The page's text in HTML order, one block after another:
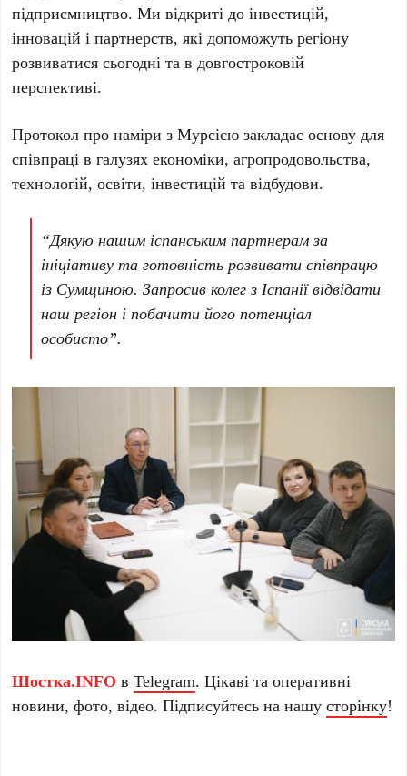
підприємництво. Ми відкриті до інвестицій,
інновацій і партнерств, які допоможуть регіону
розвиватися сьогодні та в довгостроковій
перспективі.
Протокол про наміри з Мурсією закладає основу для
співпраці в галузях економіки, агропродовольства,
технологій, освіти, інвестицій та відбудови.
“Дякую нашим іспанським партнерам за
ініціативу та готовність розвивати співпрацю
із Сумщиною. Запросив колег з Іспанії відвідати
наш регіон і побачити його потенціал
особисто”.
Шостка.INFO вTelegram. Цікаві та оперативні
новини, фото, відео. Підписуйтесь на нашусторінку!